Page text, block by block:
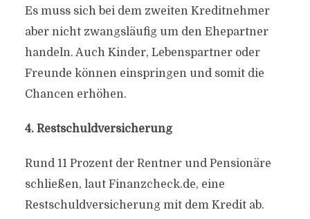
Es muss sich bei dem zweiten Kreditnehmer
aber nicht zwangsläufig um den Ehepartner
handeln. Auch Kinder, Lebenspartner oder
Freunde können einspringen und somit die
Chancen erhöhen.
4. Restschuldversicherung
Rund 11 Prozent der Rentner und Pensionäre
schließen, laut Finanzcheck.de, eine
Restschuldversicherung mit dem Kredit ab.